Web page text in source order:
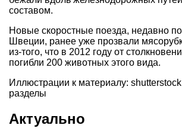
составом.
Новые скоростные поезда, недавно
Швеции, ранее уже прозвали
из-того, что в 2012 году от
погибли 200 животных этого вида.
Иллюстрации к материалу: shutterstock
разделы
Актуально